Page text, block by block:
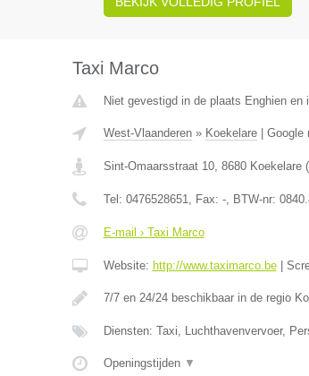
Taxi Marco
Niet gevestigd in de plaats Enghien en
West-Vlaanderen» Koekelare| Google
Sint-Omaarsstraat 10, 8680 Koekelare(
Tel: 0476528651, Fax: -, BTW-nr:
E-mail › Taxi Marco
Website: http://www.taximarco.be|
7/7 en 24/24 beschikbaar in de regio
Diensten: Taxi, Luchthavenvervoer,
Openingstijden ▼